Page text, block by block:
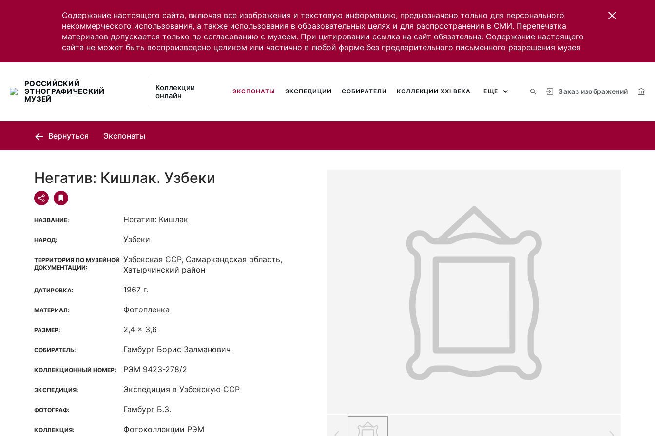
Содержание настоящего сайта, включая все изображения и текстовую информацию, предназначено только для персонального
некоммерческого использования, а также использования в образовательных целях и для распространения в СМИ. Перепечатка
материалов допускается только по согласованию с музеем. При цитировании ссылка на сайт обязательна. Содержание настоящего
сайта не может быть воспроизведено целиком или частично в любой форме без предварительного письменного разрешения музея
РОССИЙСКИЙ
ЭТНОГРАФИЧЕСКИЙ
МУЗЕЙ
Коллекции
онлайн
Заказ изображений
ЭКСПОНАТЫ ЭКСПЕДИЦИИ СОБИРАТЕЛИ КОЛЛЕКЦИИ XXI ВЕКА ЕЩЕ
Вернуться Экспонаты
Негатив: Кишлак. Узбеки
НАЗВАНИЕ: Негатив: Кишлак
НАРОД: Узбеки
ТЕРРИТОРИЯ ПО МУЗЕЙНОЙ
ДОКУМЕНТАЦИИ:
Узбекская ССР, Самаркандская область,
Хатырчинский район
ДАТИРОВКА: 1967 г.
МАТЕРИАЛ: Фотопленка
РАЗМЕР: 2,4 x 3,6
СОБИРАТЕЛЬ: Гамбург Борис Залманович
КОЛЛЕКЦИОННЫЙ НОМЕР: РЭМ 9423-278/2
ЭКСПЕДИЦИЯ: Экспедиция в Узбекскую ССР
ФОТОГРАФ: Гамбург Б.З.
КОЛЛЕКЦИЯ: Фотоколлекции РЭМ